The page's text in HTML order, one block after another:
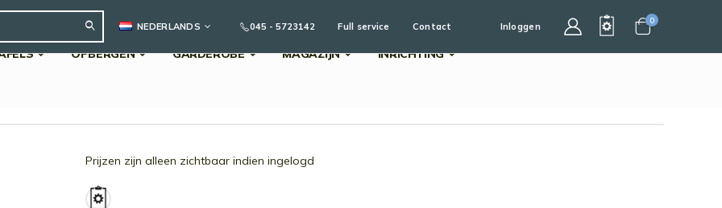
Search
TAALNEDERLANDS 045 - 5723142 Full service Contact Inloggen
Cart
0
OPBERGEN GARDEROBE MAGAZIJN INRICHTING
Prijzen zijn alleen zichtbaar indien ingelogd